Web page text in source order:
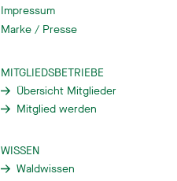
Impressum
Marke / Presse
MITGLIEDSBETRIEBE
Übersicht Mitglieder
Mitglied werden
WISSEN
Waldwissen